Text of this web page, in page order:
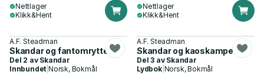
Nettlager
Klikk&Hent
Nettlager
Klikk&Hent
A.F. Steadman
Skandar og fantomrytteren
Del 2 av Skandar
Innbundet |Norsk, Bokmål
A.F. Steadman
Skandar og kaoskampene
Del 3 av Skandar
Lydbok| Norsk, Bokmål